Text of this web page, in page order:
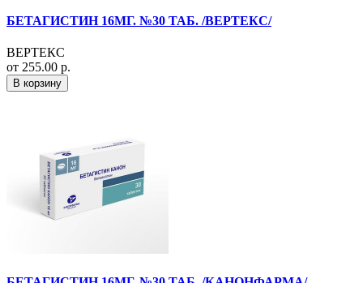
БЕТАГИСТИН 16МГ. №30 ТАБ. /ВЕРТЕКС/
ВЕРТЕКС
от 255.00 р.
В корзину